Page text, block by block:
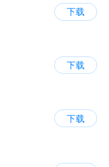
下载
下载
下载